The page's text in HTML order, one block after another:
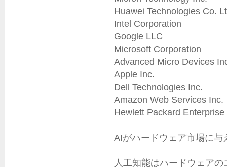
Huawei Technologies Co.
Intel Corporation
Google LLC
Microsoft Corporation
Advanced Micro Devices
Apple Inc.
Dell Technologies Inc.
Amazon Web Services Inc.
Hewlett Packard
AIがハードウェア市場に与
人工知能はハードウェア